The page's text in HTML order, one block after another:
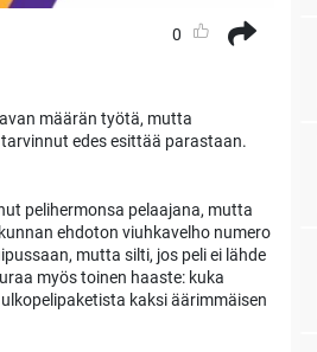
0
määrän työtä, mutta
edes esittää parastaan.
pelihermonsa pelaajana, mutta
ehdoton viuhkavelho numero
mutta silti, jos peli ei lähde
myös toinen haaste: kuka
kaksi äärimmäisen